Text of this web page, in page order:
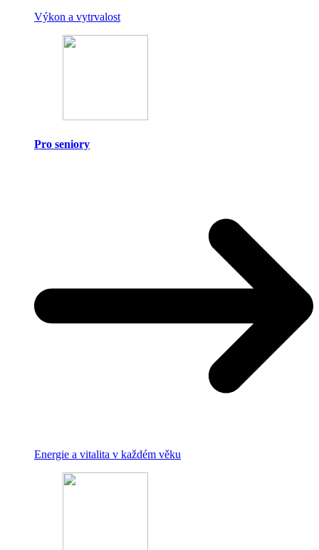
Výkon a vytrvalost
Pro seniory
Energie a vitalita v každém věku